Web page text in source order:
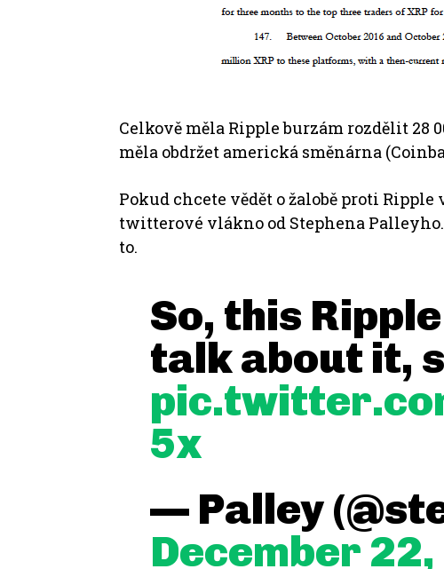
Celkově měla Ripple burzám rozdělit 28
měla obdržet americká směnárna
Pokud chcete vědět o žalobě proti
twitterové vlákno od Stephena Palleyho.
to.
So, this
talk about it,
5x
— Palley
December